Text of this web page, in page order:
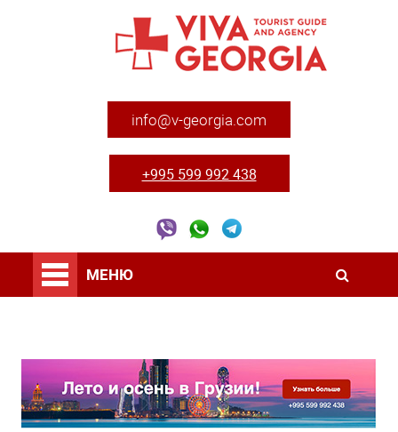
info@v-georgia.com
+995 599 992 438
МЕНЮ